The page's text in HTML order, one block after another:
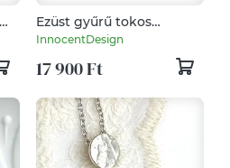
Ezüst gyűrű tokos
foglalattal HOLDKŐVEL-
InnocentDesign
17 900 Ft